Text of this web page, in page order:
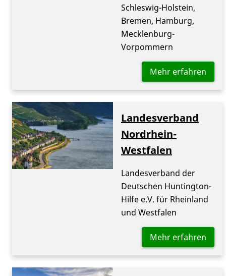
Schleswig-Holstein,
Bremen, Hamburg,
Mecklenburg-
Vorpommern
Mehr erfahren
Landesverband
Nordrhein-
Westfalen
Landesverband der
Deutschen Huntington-
Hilfe e.V. für Rheinland
und Westfalen
Mehr erfahren